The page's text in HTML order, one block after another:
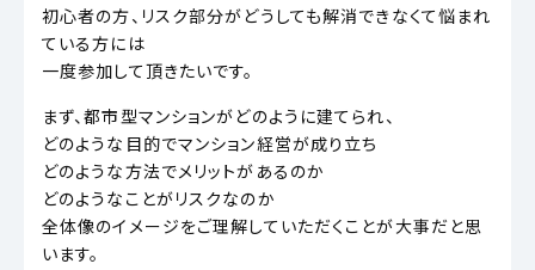
初心者の方、リスク部分がどうしても解消できなくて悩まれ
ている方には
一度参加して頂きたいです。
まず、都市型マンションがどのように建てられ、
どのような目的でマンション経営が成り立ち
どのような方法でメリットがあるのか
どのようなことがリスクなのか
全体像のイメージをご理解していただくことが大事だと思
います。